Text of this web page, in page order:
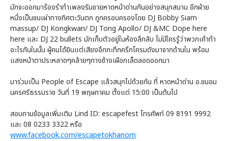
มักจะออกมาร้องรำทำเพลงริมชายหาดหน้าด่านกันอย่างสนุกสนาน อีกฝ่าย
หนึ่งเป็นชนเผ่าทางทิศตะวันตก ถูกครอบครองโดย DJ Bobby Siam
massup/ DJ Kongkwan/ DJ Tong Apollo/ DJ &MC Dope here
here และ DJ 22 bullets มักเก็บตัวอยู่ในห้องลึกลับ ไม่มีใครรู้ว่าพวกเค้าทำ
อะไรกันในนั้น ผู้คนได้ยินแต่เสียงอึกกะทึกครึกโครมดังมาจากด้านใน พร้อม
แสงหน้าตาประหลาดๆคล้ายๆทางช้างเผือกเล็ดลอดออกมา
มาร่วมเป็น People of Escape แล้วสนุกไปด้วยกัน ที่ หาดหน้าด่าน อ.ขนอม
นครศรีธรรมราช วันที่ 19 พฤษภาคม ตั้งแต่ 15:00 เป็นต้นไป
สอบถามข้อมูลเพิ่มเติม Lind ID: escapefest โทรศัพท์ 09 8191 9992
และ 08 0233 3322 หรือ
www.facebook.com/escapetokhanom